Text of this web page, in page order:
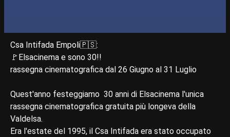
Csa Intifada Empoli🇵🇸:
🚩Elsacinema e sono 30!!
rassegna cinematografica dal 26 Giugno al 31 Luglio
Quest'anno festeggiamo 30 anni di Elsacinema l'unica
rassegna cinematografica gratuita più longeva della
Valdelsa.
Era l'estate del 1995, il Csa Intifada era stato occupato